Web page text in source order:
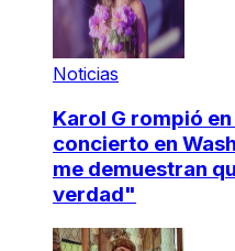
Noticias
Karol G rompió
concierto en
me demuestran
verdad"